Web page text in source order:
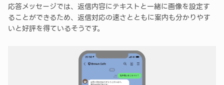
応答メッセージでは、返信内容にテキストと一緒に画像を設定す
ることができるため、返信対応の速さとともに案内も分かりやす
いと好評を得ているそうです。